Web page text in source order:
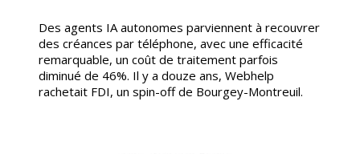
Des agents IA autonomes parviennent à recouvrer
des créances par téléphone, avec une efficacité
remarquable, un coût de traitement parfois
diminué de 46%. Il y a douze ans, Webhelp
rachetait FDI, un spin-off de Bourgey-Montreuil.